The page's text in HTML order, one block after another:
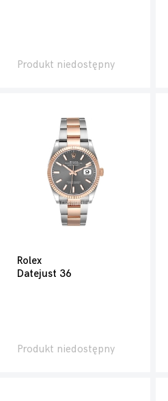
Produkt niedostępny
Rolex
Datejust 36
Produkt niedostępny